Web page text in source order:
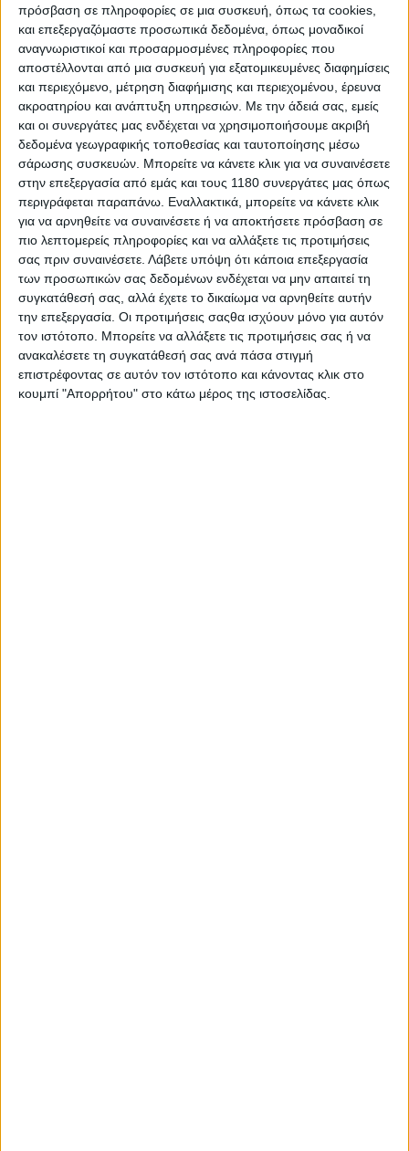
πρόσβαση σε πληροφορίες σε μια συσκευή, όπως τα cookies,
και επεξεργαζόμαστε προσωπικά δεδομένα, όπως μοναδικοί
αναγνωριστικοί και προσαρμοσμένες πληροφορίες που
αποστέλλονται από μια συσκευή για εξατομικευμένες διαφημίσεις
και περιεχόμενο, μέτρηση διαφήμισης και περιεχομένου, έρευνα
ακροατηρίου και ανάπτυξη υπηρεσιών. Με την άδειά σας, εμείς
και οι συνεργάτες μας ενδέχεται να χρησιμοποιήσουμε ακριβή
δεδομένα γεωγραφικής τοποθεσίας και ταυτοποίησης μέσω
σάρωσης συσκευών. Μπορείτε να κάνετε κλικ για να συναινέσετε
στην επεξεργασία από εμάς και τους 1180 συνεργάτες μας όπως
περιγράφεται παραπάνω. Εναλλακτικά, μπορείτε να κάνετε κλικ
για να αρνηθείτε να συναινέσετε ή να αποκτήσετε πρόσβαση σε
πιο λεπτομερείς πληροφορίες και να αλλάξετε τις προτιμήσεις
σας πριν συναινέσετε. Λάβετε υπόψη ότι κάποια επεξεργασία
των προσωπικών σας δεδομένων ενδέχεται να μην απαιτεί τη
συγκατάθεσή σας, αλλά έχετε το δικαίωμα να αρνηθείτε αυτήν
την επεξεργασία. Οι προτιμήσεις σαςθα ισχύουν μόνο για αυτόν
τον ιστότοπο. Μπορείτε να αλλάξετε τις προτιμήσεις σας ή να
ανακαλέσετε τη συγκατάθεσή σας ανά πάσα στιγμή
επιστρέφοντας σε αυτόν τον ιστότοπο και κάνοντας κλικ στο
κουμπί "Απορρήτου" στο κάτω μέρος της ιστοσελίδας.